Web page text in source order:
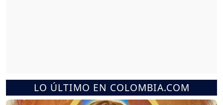
LO ÚLTIMO EN COLOMBIA.COM